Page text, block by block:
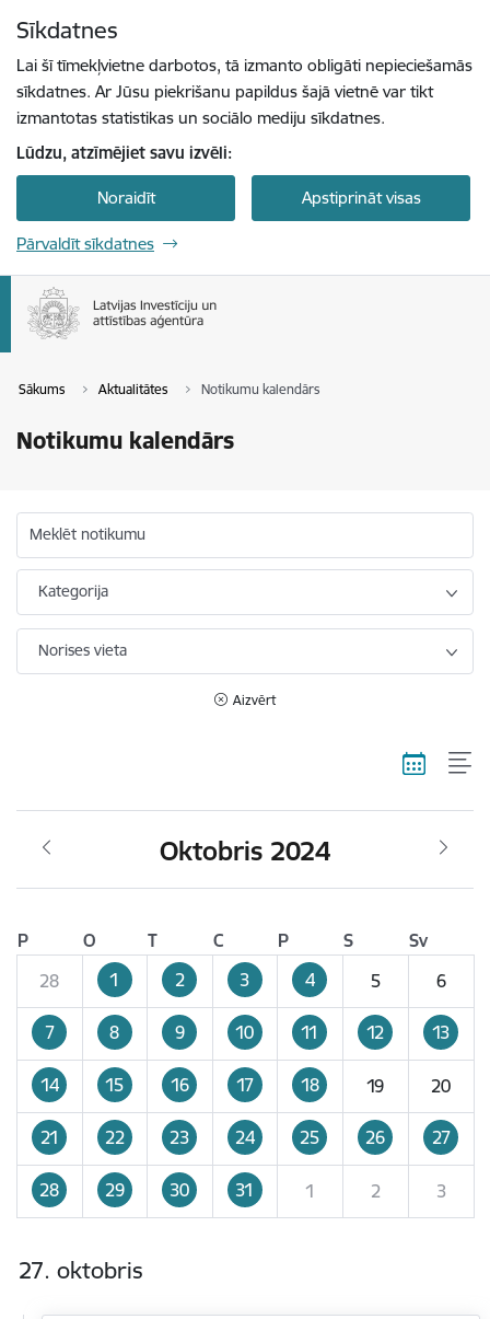
Sīkdatnes
Lai šī tīmekļvietne darbotos, tā izmanto obligāti nepieciešamās
sīkdatnes. Ar Jūsu piekrišanu papildus šajā vietnē var tikt
izmantotas statistikas un sociālo mediju sīkdatnes.
Lūdzu, atzīmējiet savu izvēli:
Noraidīt Apstiprināt visas
Pārvaldīt sīkdatnes
Sākums Aktualitātes Notikumu kalendārs
Notikumu kalendārs
Meklēt notikumu
Kategorija
Norises vieta
Aizvērt
Oktobris 2024
P O T C P S
Sv
28
1 2 3 4 5 6
7 8 9 10 11 12 13
14 15 16 17 18 19 20
21 22 23 24 25 26 27
28 29 30 31 1 2 3
27. oktobris